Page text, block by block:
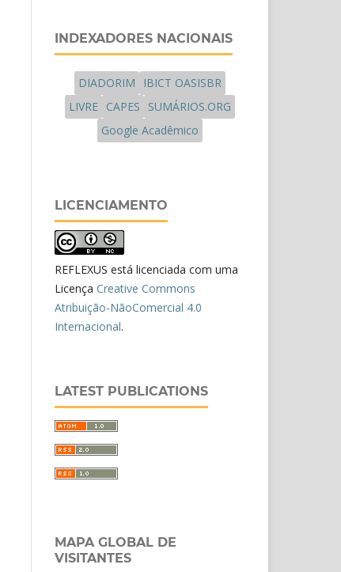
INDEXADORES NACIONAIS
DIADORIM
IBICT OASISBR
LIVRE
CAPES
SUMÁRIOS.ORG
Google Acadêmico
LICENCIAMENTO
REFLEXUS está licenciada com uma
Licença Creative Commons
Atribuição-NãoComercial 4.0
Internacional.
LATEST PUBLICATIONS
MAPA GLOBAL DE
VISITANTES